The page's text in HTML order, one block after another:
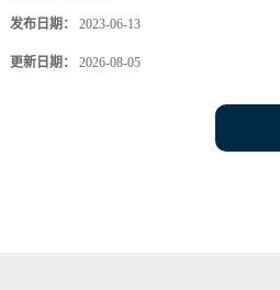
发布日期： 2023-06-13
更新日期： 2026-08-05